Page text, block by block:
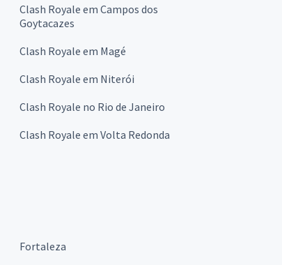
Clash Royale em Campos dos
Goytacazes
Clash Royale em Magé
Clash Royale em Niterói
Clash Royale no Rio de Janeiro
Clash Royale em Volta Redonda
Fortaleza